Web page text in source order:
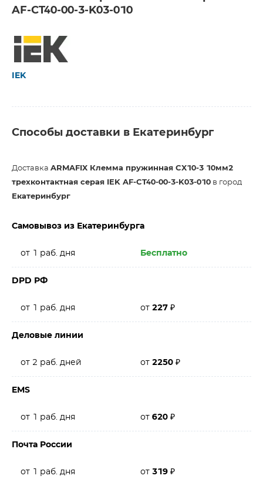
AF-CT40-00-3-K03-010
IEK
Способы доставки в Екатеринбург
Доставка ARMAFIX Клемма пружинная CX10-3 10мм2
трехконтактная серая IEK AF-CT40-00-3-K03-010 в город
Екатеринбург
Самовывоз из Екатеринбурга
от 1 раб. дня Бесплатно
DPD РФ
от 1 раб. дня от 227 ₽
Деловые линии
от 2 раб. дней от 2250 ₽
EMS
от 1 раб. дня от 620 ₽
Почта России
от 1 раб. дня от 319 ₽